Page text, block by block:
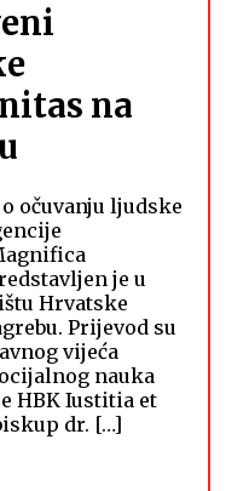
na
očuvanju ljudske
je u
Hrvatske
Prijevod su
vijeća
nauka
HBK Iustitia et
dr. […]